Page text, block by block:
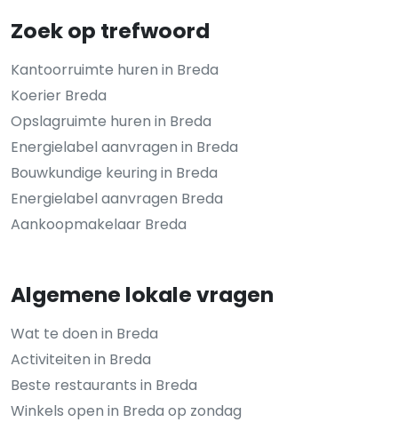
Zoek op trefwoord
Kantoorruimte huren in Breda
Koerier Breda
Opslagruimte huren in Breda
Energielabel aanvragen in Breda
Bouwkundige keuring in Breda
Energielabel aanvragen Breda
Aankoopmakelaar Breda
Algemene lokale vragen
Wat te doen in Breda
Activiteiten in Breda
Beste restaurants in Breda
Winkels open in Breda op zondag